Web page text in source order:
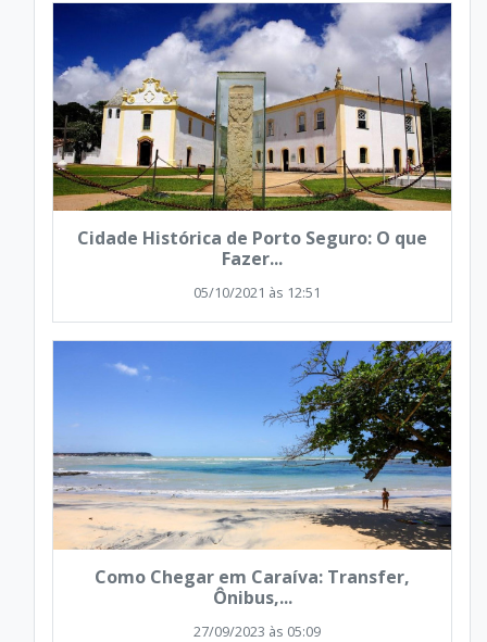
Cidade Histórica de Porto Seguro: O que
Fazer...
05/10/2021 às 12:51
Como Chegar em Caraíva: Transfer,
Ônibus,...
27/09/2023 às 05:09